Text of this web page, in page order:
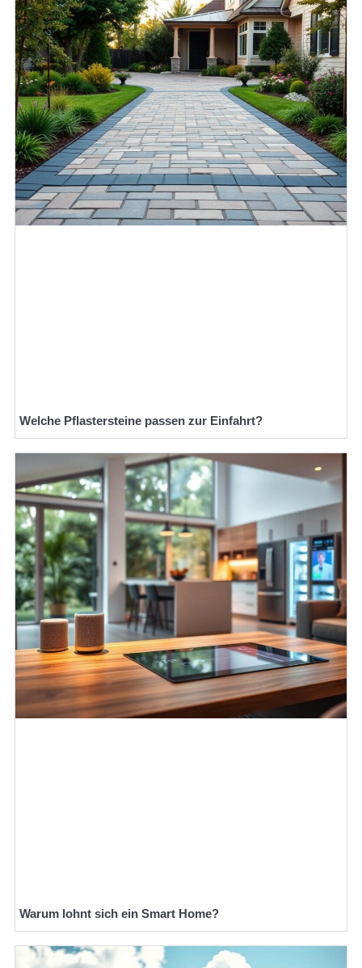
Welche Pflastersteine passen zur Einfahrt?
Warum lohnt sich ein Smart Home?